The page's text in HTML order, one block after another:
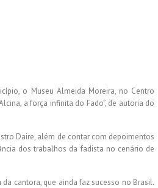
o Museu Almeida Moreira, no Centro
a força infinita do Fado”, de autoria do
Daire, além de contar com depoimentos
dos trabalhos da fadista no cenário de
cantora, que ainda faz sucesso no Brasil.